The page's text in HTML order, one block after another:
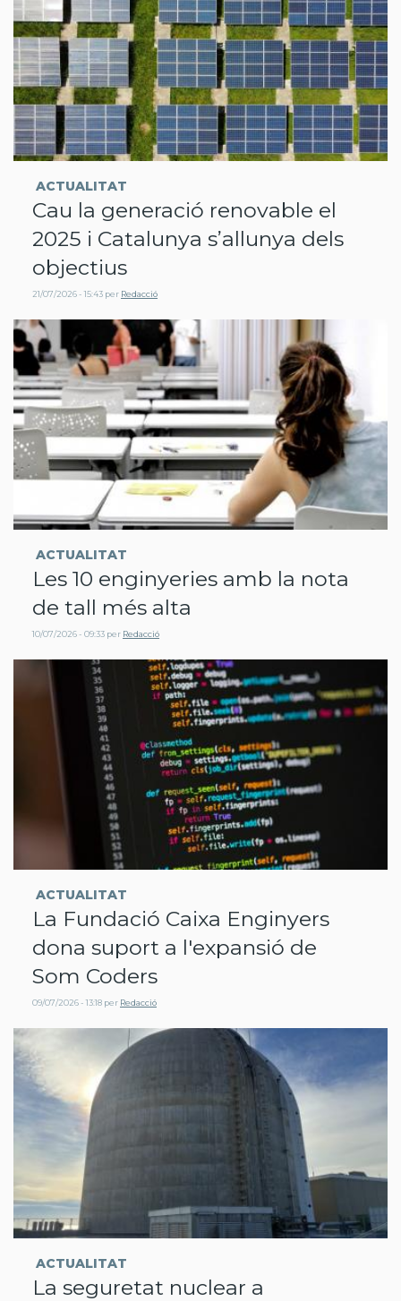
ACTUALITAT
Cau la generació renovable el
2025 i Catalunya s’allunya dels
objectius
21/07/2026 - 15:43 per Redacció
ACTUALITAT
Les 10 enginyeries amb la nota
de tall més alta
10/07/2026 - 09:33 per Redacció
ACTUALITAT
La Fundació Caixa Enginyers
dona suport a l'expansió de
Som Coders
09/07/2026 - 13:18 per Redacció
ACTUALITAT
La seguretat nuclear a